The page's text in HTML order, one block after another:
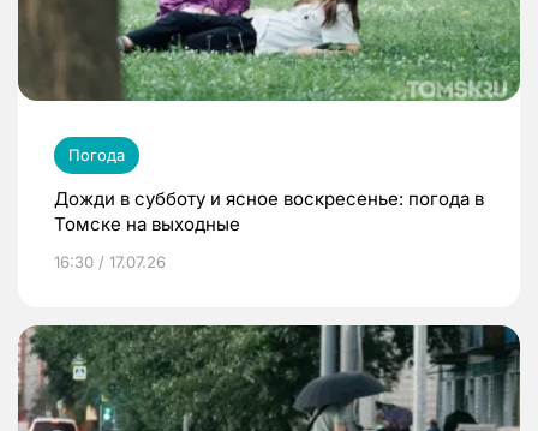
Погода
Дожди в субботу и ясное воскресенье: погода в
Томске на выходные
16:30 / 17.07.26